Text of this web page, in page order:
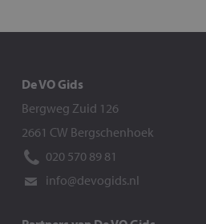
De VO Gids
Bergweg Zuid 126
2661 CW Bergschenhoek
020 570 89 81
info@devogids.nl